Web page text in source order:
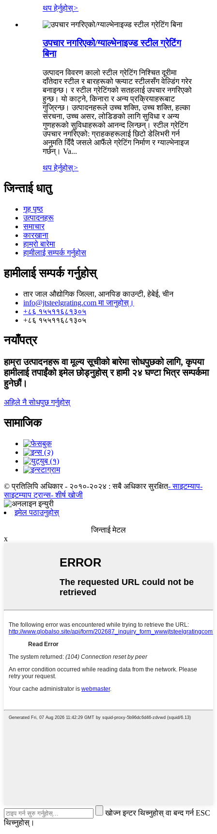
थप हेर्नुहोस्>
उपचार नगरिएको/ग्याल्भेनाइज्ड स्टील ग्रेटिंग
बिना
उत्पादन विवरण कालो स्टील ग्रेटिंग निश्चित दूरीमा
दाँतेदार स्टील र बारहरूको फ्ल्याट स्टीलसँग वेल्डिंग गरेर
बनाइन्छ। र स्टील ग्रेटिंगको सतहलाई उपचार नगरिएको
हुन्छ। यो काट्ने, किनारा र अन्य प्रक्रियाहरूबाट
गुज्रिन्छ। उत्पादनहरूले उच्च शक्ति, उच्च शक्ति, हल्का
संरचना, उच्च असर, लोडिङको लागि सुविधा र अन्य
गुणहरूको सुविधाहरूको आनन्द लिन्छन्। स्टील ग्रेटिंग
उपचार नगरिएको: ग्राहकहरूलाई छिटो डेलिभरी गर्न
अनुमति दिँदै जसले आफैंले ग्रेटिंग निर्माण र ग्याल्भेनाइज
गर्छन्। Va...
थप हेर्नुहोस्>
जिन्ताई धातु
गृह पृष्ठ
उत्पादनहरू
समाचार
कारखाना
हाम्रो बारेमा
हामीलाई सम्पर्क गर्नुहोस
हामीलाई सम्पर्क गर्नुहोस्
तार जाल औद्योगिक जिल्ला, आनपिङ काउन्टी, हेबेई, चीन
info@jtsteelgrating.com मा जानुहोस्।
+८६ १५५११६८१३०५
+८६ १५५११६८१३०५
नयाँपत्र
हाम्रा उत्पादनहरू वा मूल्य सूचीको बारेमा सोधपुछको लागि, कृपया
हामीलाई तपाईंको इमेल छोड्नुहोस् र हामी २४ घण्टा भित्र सम्पर्कमा
हुनेछौं।
अहिले नै सोधपुछ गर्नुहोस्
सामाजिक
© प्रतिलिपि अधिकार - २०१०-२०२४ : सबै अधिकार सुरक्षित- साइटम्याप-
साइटम्याप ट्रान्स- शीर्ष खोजी
इमेल पठाउनुहोस्
जिन्ताई मेटल
x
खोज्न इन्टर थिच्नुहोस् वा बन्द गर्न ESC
थिच्नुहोस्।